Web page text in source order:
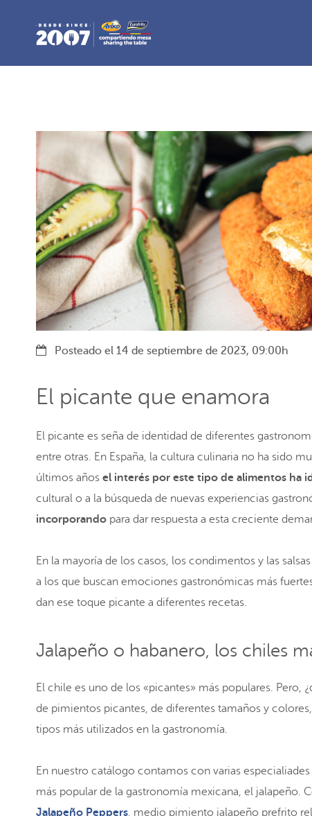
Posteado el 14 de septiembre de 2023, 09:00h
El picante que enamora
El picante es seña de identidad de diferentes
entre otras. En España, la cultura culinaria no ha sido
últimos años el interés por este tipo de alimentos ha
cultural o a la búsqueda de nuevas experiencias
incorporando para dar respuesta a esta creciente
En la mayoría de los casos, los condimentos y las
a los que buscan emociones gastronómicas más
dan ese toque picante a diferentes recetas.
Jalapeño o habanero, los chiles
El chile es uno de los «picantes» más populares. Pero,
de pimientos picantes, de diferentes tamaños y
tipos más utilizados en la gastronomía.
En nuestro catálogo contamos con varias
más popular de la gastronomía mexicana, el jalapeño.
Jalapeño Peppers, medio pimiento jalapeño prefrito